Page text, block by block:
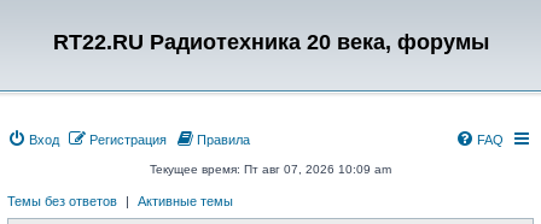
RT22.RU Радиотехника 20 века, форумы
Вход Регистрация FAQ
Правила
Текущее время: Пт авг 07, 2026 10:09 am
Темы без ответов | Активные темы